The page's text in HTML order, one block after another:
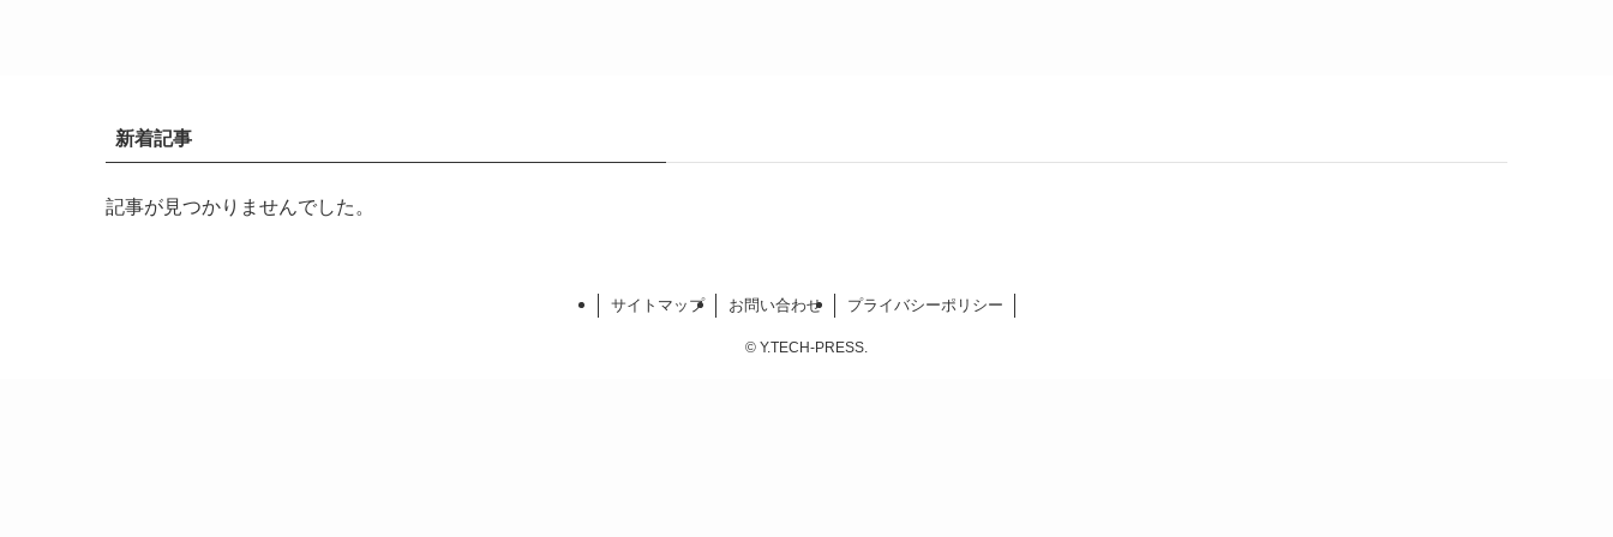
新着記事
記事が見つかりませんでした。
サイトマップ お問い合わせ プライバシーポリシー
© Y.TECH-PRESS.